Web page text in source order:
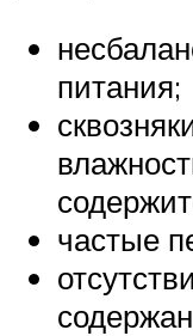
питания;
частые